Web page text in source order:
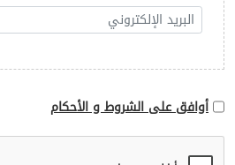
أوافق على الشروط و الأحكام